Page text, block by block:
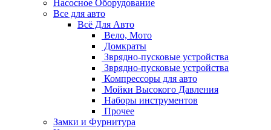
Насосное Оборудование
Все для авто
Всё Для Авто
Вело, Мото
Домкраты
Зврядно-пусковые устройства
Зврядно-пусковые устройства
Компрессоры для авто
Мойки Высокого Давления
Наборы инструментов
Прочее
Замки и Фурнитура